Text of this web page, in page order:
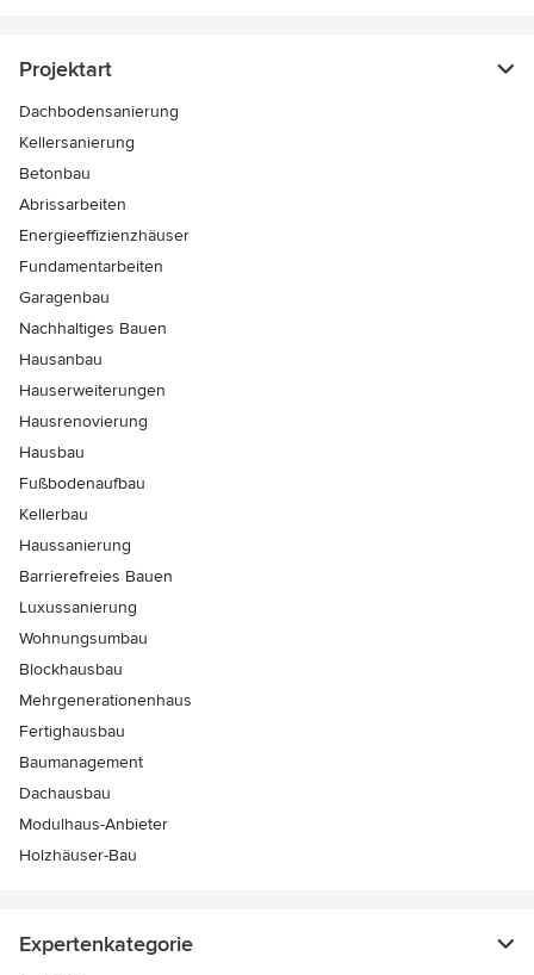
Projektart
Dachbodensanierung
Kellersanierung
Betonbau
Abrissarbeiten
Energieeffizienzhäuser
Fundamentarbeiten
Garagenbau
Nachhaltiges Bauen
Hausanbau
Hauserweiterungen
Hausrenovierung
Hausbau
Fußbodenaufbau
Kellerbau
Haussanierung
Barrierefreies Bauen
Luxussanierung
Wohnungsumbau
Blockhausbau
Mehrgenerationenhaus
Fertighausbau
Baumanagement
Dachausbau
Modulhaus-Anbieter
Holzhäuser-Bau
Expertenkategorie